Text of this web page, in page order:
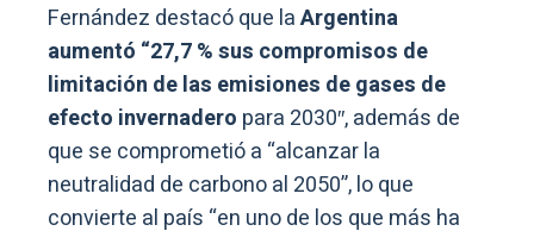
Fernández destacó que laArgentina
aumentó “27,7 % sus compromisos de
limitación de las emisiones de gases de
efecto invernadero para 2030″, además de
que se comprometió a “alcanzar la
neutralidad de carbono al 2050”, lo que
convierte al país “en uno de los que más ha